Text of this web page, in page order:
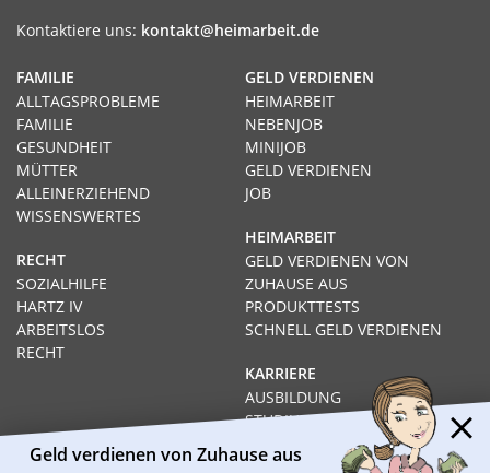
Kontaktiere uns: kontakt@heimarbeit.de
GELD VERDIENEN
HEIMARBEIT
NEBENJOB
MINIJOB
GELD VERDIENEN
JOB
HEIMARBEIT
GELD VERDIENEN VON
ZUHAUSE AUS
PRODUKTTESTS
SCHNELL GELD VERDIENEN
KARRIERE
AUSBILDUNG
STUDIUM
GEHÄLTER
FAMILIE
ALLTAGSPROBLEME
FAMILIE
GESUNDHEIT
MÜTTER
ALLEINERZIEHEND
WISSENSWERTES
RECHT
SOZIALHILFE
HARTZ IV
ARBEITSLOS
RECHT
Geld verdienen von Zuhause aus